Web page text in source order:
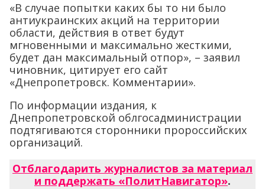
«В случае попытки каких бы то ни было
антиукраинских акций на территории
области, действия в ответ будут
мгновенными и максимально жесткими,
будет дан максимальный отпор», – заявил
чиновник, цитирует его сайт
«Днепропетровск. Комментарии».
По информации издания, к
Днепропетровской облгосадминистрации
подтягиваются сторонники пророссийских
организаций.
Отблагодарить журналистов за материал
и поддержать «ПолитНавигатор».